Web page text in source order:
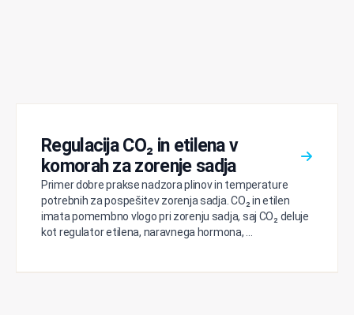
Regulacija CO₂ in etilena v
komorah za zorenje sadja
Primer dobre prakse nadzora plinov in temperature
potrebnih za pospešitev zorenja sadja. CO₂ in etilen
imata pomembno vlogo pri zorenju sadja, saj CO₂ deluje
kot regulator etilena, naravnega hormona, ...